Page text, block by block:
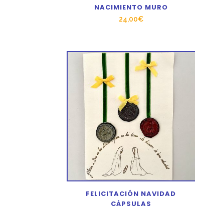
NACIMIENTO MURO
24,00€
FELICITACIÓN NAVIDAD
CÁPSULAS